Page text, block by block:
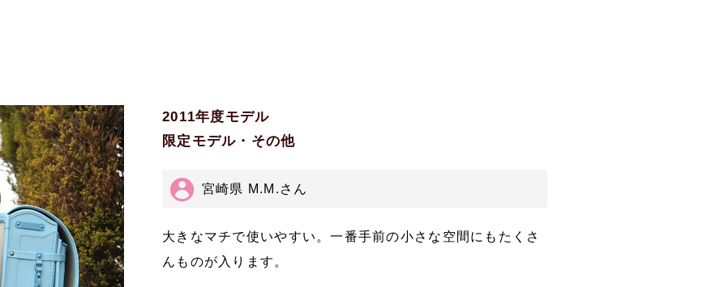
2011年度モデル
限定モデル・その他
宮崎県 M.M.さん
大きなマチで使いやすい。一番手前の小さな空間にもたくさ
んものが入ります。